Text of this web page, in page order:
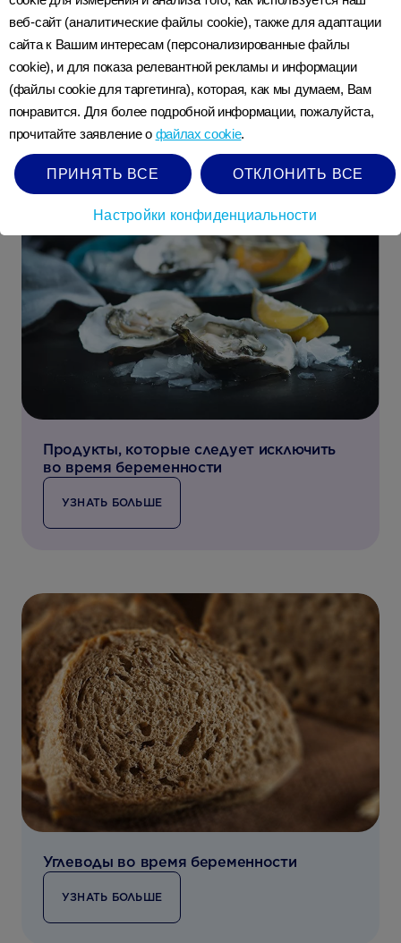
Здоровая диета во время беременности
УЗНАТЬ БОЛЬШЕ
Продукты, которые следует исключить
во время беременности
УЗНАТЬ БОЛЬШЕ
Углеводы во время беременности
УЗНАТЬ БОЛЬШЕ
веб-сайт (аналитические файлы cookie), также для адаптации
сайта к Вашим интересам (персонализированные файлы
cookie), и для показа релевантной рекламы и информации
(файлы cookie для таргетинга), которая, как мы думаем, Вам
понравится. Для более подробной информации, пожалуйста,
прочитайте заявление о файлах cookie.
ПРИНЯТЬ ВСЕ
ОТКЛОНИТЬ ВСЕ
Настройки конфиденциальности